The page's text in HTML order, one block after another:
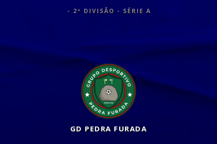
- 2º DIVISÃO - SÉRIE A
GD PEDRA FURADA